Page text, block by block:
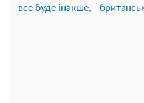
все буде інакше, -